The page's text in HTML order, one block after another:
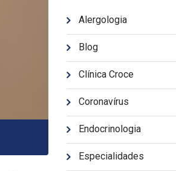
Alergologia
Blog
Clínica Croce
Coronavírus
Endocrinologia
Especialidades